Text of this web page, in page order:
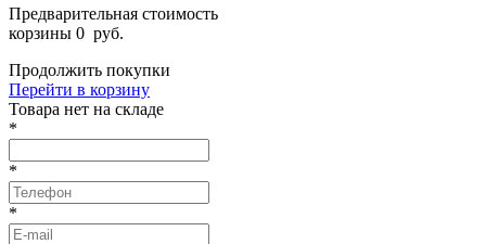
Предварительная стоимость
корзины 0 руб.
Продолжить покупки
Перейти в корзину
Товарa нет на складе
*
*
*